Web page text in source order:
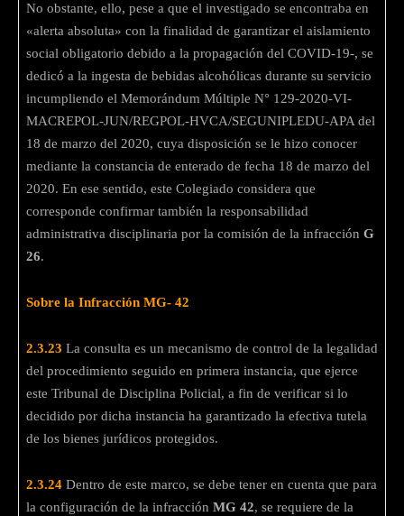
No obstante, ello, pese a que el investigado se encontraba en
«alerta absoluta» con la finalidad de garantizar el aislamiento
social obligatorio debido a la propagación del COVID-19-, se
dedicó a la ingesta de bebidas alcohólicas durante su servicio
incumpliendo el Memorándum Múltiple N° 129-2020-VI-
MACREPOL-JUN/REGPOL-HVCA/SEGUNIPLEDU-APA del
18 de marzo del 2020, cuya disposición se le hizo conocer
mediante la constancia de enterado de fecha 18 de marzo del
2020. En ese sentido, este Colegiado considera que
corresponde confirmar también la responsabilidad
administrativa disciplinaria por la comisión de la infracción G
26.
Sobre la Infracción MG- 42
2.3.23 La consulta es un mecanismo de control de la legalidad
del procedimiento seguido en primera instancia, que ejerce
este Tribunal de Disciplina Policial, a fin de verificar si lo
decidido por dicha instancia ha garantizado la efectiva tutela
de los bienes jurídicos protegidos.
2.3.24 Dentro de este marco, se debe tener en cuenta que para
la configuración de la infracción MG 42, se requiere de la